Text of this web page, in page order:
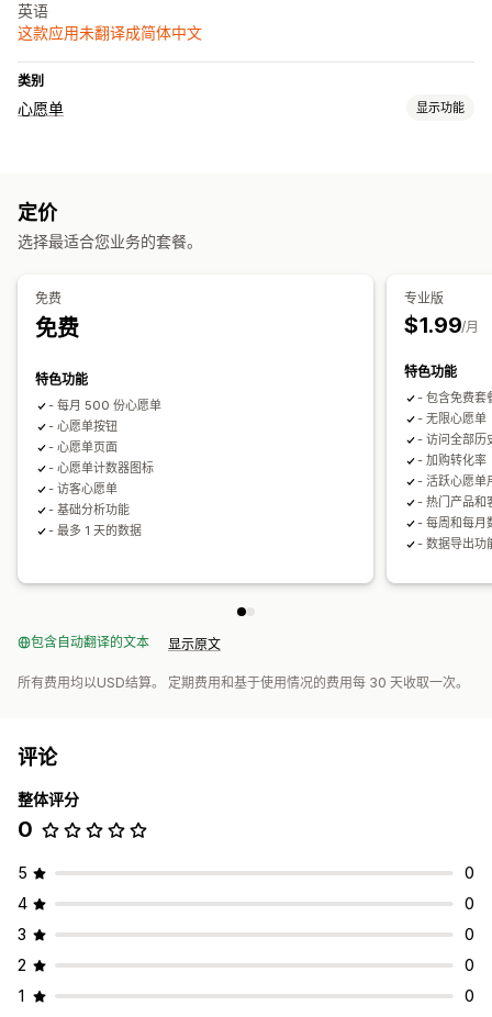
英语
这款应用未翻译成简体中文
类别
心愿单 显示功能
定价
选择最适合您业务的套餐。
免费
免费
特色功能
- 每月 500 份心愿单
- 心愿单按钮
- 心愿单页面
- 心愿单计数器图标
- 访客心愿单
- 基础分析功能
- 最多 1 天的数据
专业版
$1.99/月
特色功能
- 包含免费套
- 无限心愿单
- 访问全部历
- 加购转化率
- 活跃心愿单
- 热门产品和
- 每周和每月
- 数据导出功
包含自动翻译的文本 显示原文
所有费用均以USD结算。 定期费用和基于使用情况的费用每 30 天收取一次。
评论
整体评分
0
5
0
4
0
3
0
2
0
1
0